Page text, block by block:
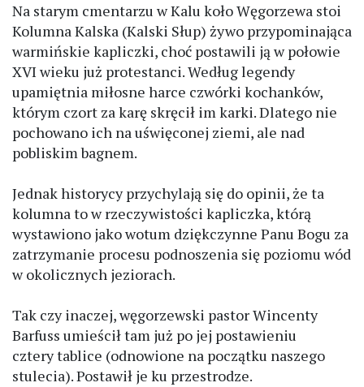
Na starym cmentarzu w Kalu koło Węgorzewa stoi
Kolumna Kalska (Kalski Słup) żywo przypominająca
warmińskie kapliczki, choć postawili ją w połowie
XVI wieku już protestanci. Według legendy
upamiętnia miłosne harce czwórki kochanków,
którym czort za karę skręcił im karki. Dlatego nie
pochowano ich na uświęconej ziemi, ale nad
pobliskim bagnem.
Jednak historycy przychylają się do opinii, że ta
kolumna to w rzeczywistości kapliczka, którą
wystawiono jako wotum dziękczynne Panu Bogu za
zatrzymanie procesu podnoszenia się poziomu wód
w okolicznych jeziorach.
Tak czy inaczej, węgorzewski pastor Wincenty
Barfuss umieścił tam już po jej postawieniu
cztery tablice (odnowione na początku naszego
stulecia). Postawił je ku przestrodze.